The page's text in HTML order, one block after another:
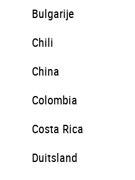
Bulgarije
Chili
China
Colombia
Costa Rica
Duitsland